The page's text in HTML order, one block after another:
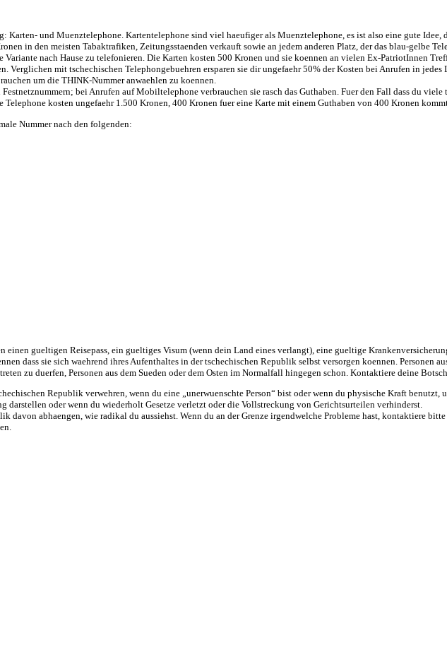
Karten- und Muenztelephone. Kartentelephone sind viel haeufiger als Muenztelephone, es ist also eine gute
in den meisten Tabaktrafiken, Zeitungsstaenden verkauft sowie an jedem anderen Platz, der das blau-gelbe
nach Hause zu telefonieren. Die Karten kosten 500 Kronen und sie koennen an vielen Ex-PatriotInnen
Verglichen mit tschechischen Telephongebuehren ersparen sie dir ungefaehr 50% der Kosten bei Anrufen in
um die THINK-Nummer anwaehlen zu koennen.
bei Anrufen auf Mobiltelephone verbrauchen sie rasch das Guthaben. Fuer den Fall dass du
kosten ungefaehr 1.500 Kronen, 400 Kronen fuer eine Karte mit einem Guthaben von 400 Kronen
Nummer nach den folgenden:
einen gueltigen Reisepass, ein gueltiges Visum (wenn dein Land eines verlangt), eine gueltige
dass sie sich waehrend ihres Aufenthaltes in der tschechischen Republik selbst versorgen koennen. Personen
zu duerfen, Personen aus dem Sueden oder dem Osten im Normalfall hingegen schon. Kontaktiere deine
Republik verwehren, wenn du eine „unerwuenschte Person“ bist oder wenn du physische Kraft
darstellen oder wenn du wiederholt Gesetze verletzt oder die Vollstreckung von Gerichtsurteilen verhinderst.
davon abhaengen, wie radikal du aussiehst. Wenn du an der Grenze irgendwelche Probleme hast, kontaktiere